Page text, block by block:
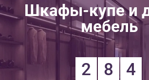
Шкафы-купе и
мебель
2 8 4